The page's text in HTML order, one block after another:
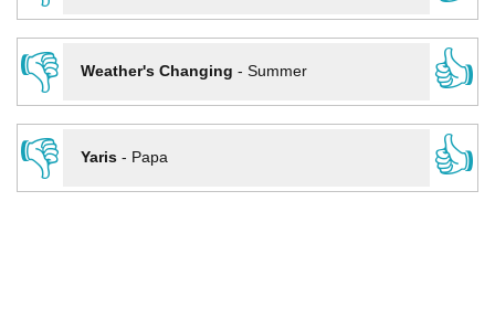
👎
Weather's Changing - Summer
👍
👎
Yaris- Papa 👍